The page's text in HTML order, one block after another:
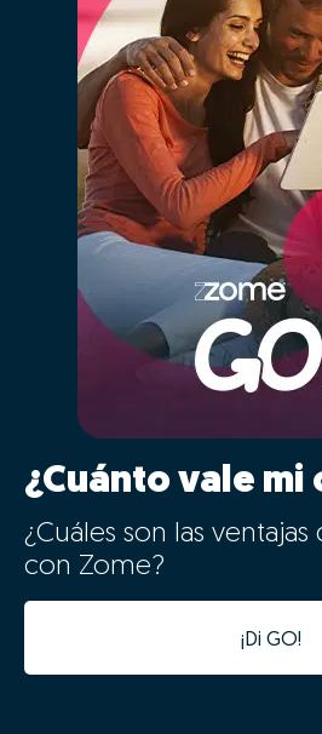
01- Posicionar
correctamente el
en el mercado
Las características de tu casa
automáticamente para comparar
de datos inmobiliarios de
información de más de 2,5
registrados, que están o han
el mercado y en el historial
Al hacer clic en “GO” estarás
simultáneo de la más
data, inteligencia artificial y
mercado de nuestros
garantizando que éste va a
inmuebles similares y estará en la
“compitiendo” con inmuebles